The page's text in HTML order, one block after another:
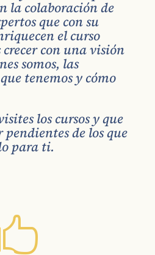
la colaboración de
que con su
el curso
con una visión
somos, las
tenemos y cómo
los cursos y que
pendientes de los que
para ti.